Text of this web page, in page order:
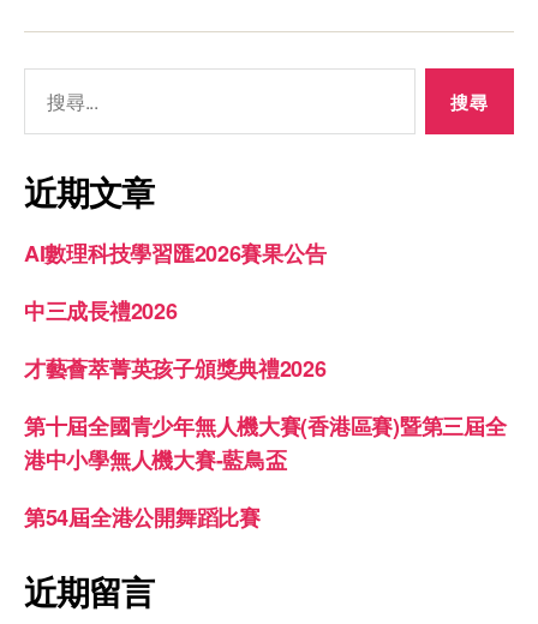
近期文章
AI數理科技學習匯2026賽果公告
中三成長禮2026
才藝薈萃菁英孩子頒獎典禮2026
第十屆全國青少年無人機大賽(香港區賽)暨第三屆全
港中小學無人機大賽-藍鳥盃
第54屆全港公開舞蹈比賽
近期留言